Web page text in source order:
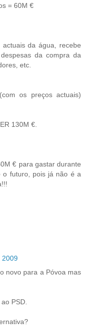
= 60M €
da água, recebe
da compra da
etc.
os preços actuais)
130M €.
€ para gastar durante
o futuro, pois já não é a
2009
novo para a Póvoa mas
PSD.